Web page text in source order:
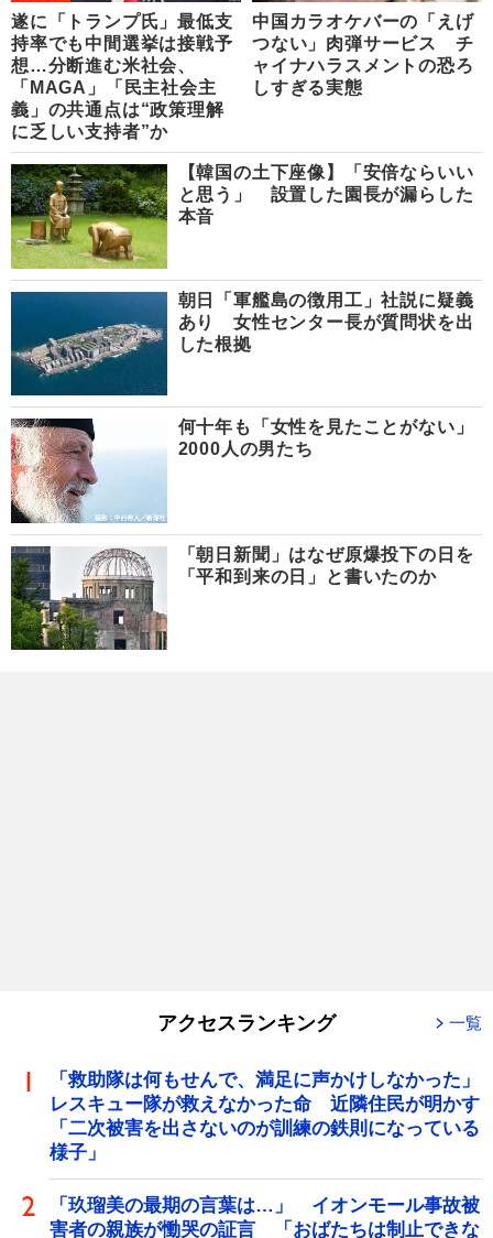
遂に「トランプ氏」最低支
持率でも中間選挙は接戦予
想…分断進む米社会、
「MAGA」「民主社会主
義」の共通点は“政策理解
に乏しい支持者”か
中国カラオケバーの「えげ
つない」肉弾サービス チ
ャイナハラスメントの恐ろ
しすぎる実態
【韓国の土下座像】「安倍ならいい
と思う」 設置した園長が漏らした
本音
朝日「軍艦島の徴用工」社説に疑義
あり 女性センター長が質問状を出
した根拠
何十年も「女性を見たことがない」
2000人の男たち
「朝日新聞」はなぜ原爆投下の日を
「平和到来の日」と書いたのか
アクセスランキング 一覧
「救助隊は何もせんで、満足に声かけしなかった」
レスキュー隊が救えなかった命 近隣住民が明かす
「二次被害を出さないのが訓練の鉄則になっている
様子」
「玖瑠美の最期の言葉は…」 イオンモール事故被
害者の親族が慟哭の証言 「おばたちは制止できな